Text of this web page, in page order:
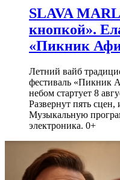
SLAVA
кнопкой».
«Пикник
Летний вайб
фестиваль «Пикник
небом стартует 8
Развернут пять
Музыкальную
электроника. 0+